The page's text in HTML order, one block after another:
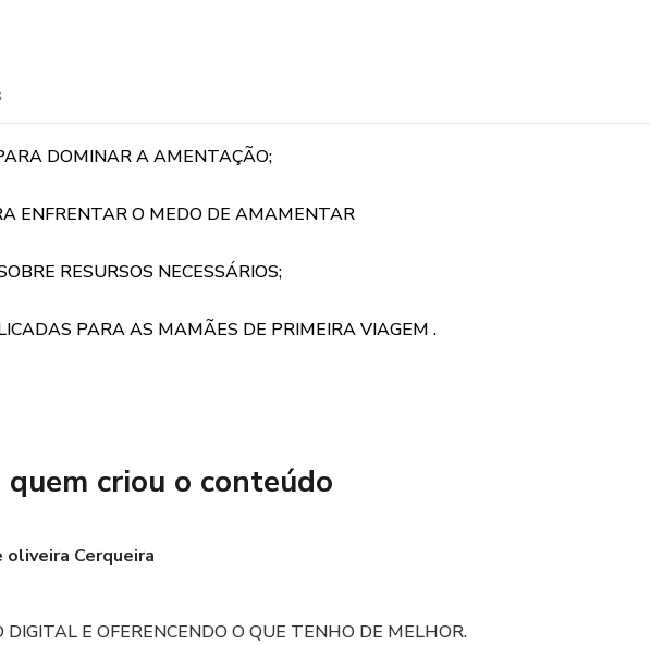
DOMINAR A AMENTAÇÃO;
ENFRENTAR O MEDO DE AMAMENTAR
RESURSOS NECESSÁRIOS;
PARA AS MAMÃES DE PRIMEIRA VIAGEM .
criou o conteúdo
Cerqueira
E OFERENCENDO O QUE TENHO DE MELHOR.